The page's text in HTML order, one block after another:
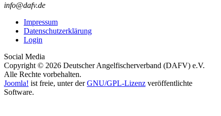
info@dafv.de
Impressum
Datenschutzerklärung
Login
Social Media
Copyright © 2026 Deutscher Angelfischerverband (DAFV) e.V.
Alle Rechte vorbehalten.
Joomla! ist freie, unter derGNU/GPL-Lizenz veröffentlichte
Software.